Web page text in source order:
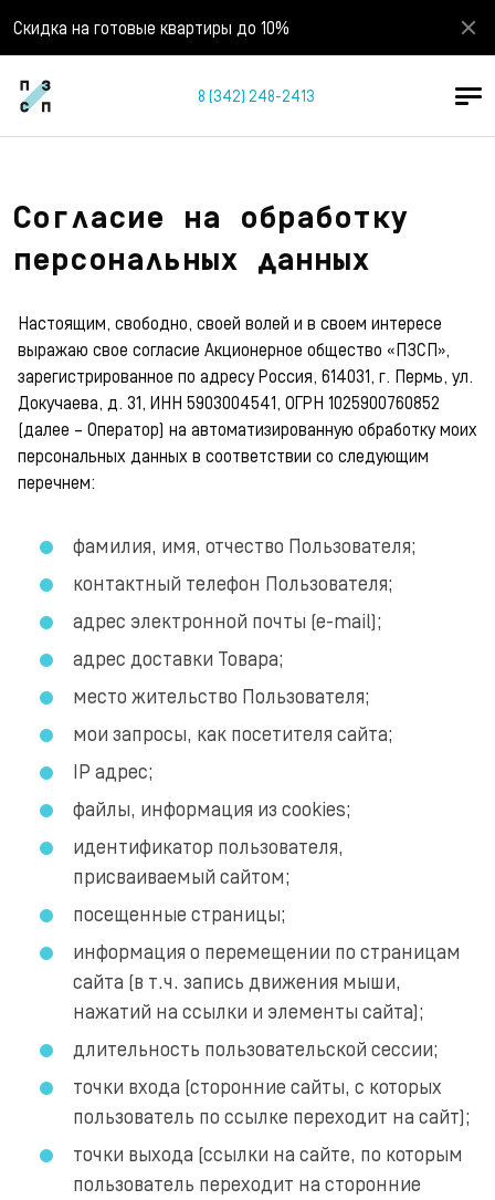
Скидка на готовые квартиры до 10%
8 (342) 248-2413
Согласие на обработку
персональных данных
Настоящим, свободно, своей волей и в своем интересе
выражаю свое согласие Акционерное общество «ПЗСП»,
зарегистрированное по адресу Россия, 614031, г. Пермь, ул.
Докучаева, д. 31, ИНН 5903004541, ОГРН 1025900760852
(далее – Оператор) на автоматизированную обработку моих
персональных данных в соответствии со следующим
перечнем:
фамилия, имя, отчество Пользователя;
контактный телефон Пользователя;
адрес электронной почты (e-mail);
адрес доставки Товара;
место жительство Пользователя;
мои запросы, как посетителя сайта;
IP адрес;
файлы, информация из cookies;
идентификатор пользователя,
присваиваемый сайтом;
посещенные страницы;
информация о перемещении по страницам
сайта (в т.ч. запись движения мыши,
нажатий на ссылки и элементы сайта);
длительность пользовательской сессии;
точки входа (сторонние сайты, с которых
пользователь по ссылке переходит на сайт);
точки выхода (ссылки на сайте, по которым
пользователь переходит на сторонние